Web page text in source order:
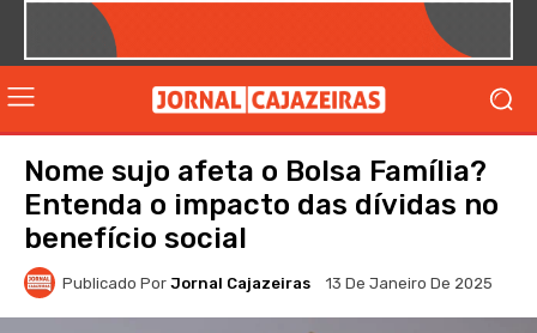
Nome sujo afeta o Bolsa Família?
Entenda o impacto das dívidas no
benefício social
Publicado Por Jornal Cajazeiras 13 De Janeiro De 2025